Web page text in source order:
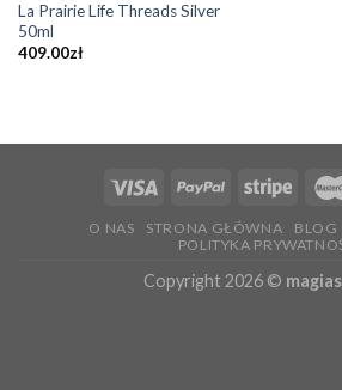
La Prairie Life Threads Silver
50ml
409.00zł
O NAS STRONA GŁÓWNA BLOG
POLITYKA
Copyright 2026 ©